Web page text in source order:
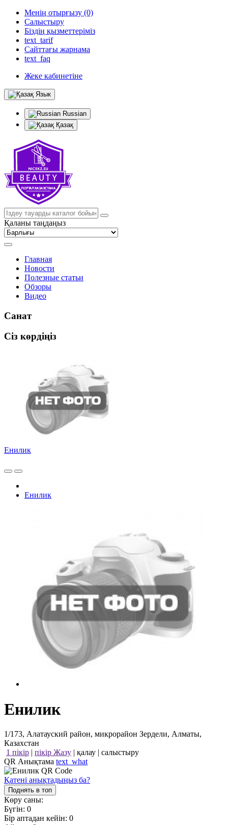
Менің отырғызу (0)
Салыстыру
Біздің қызметтеріміз
text_tarif
Сайттағы жарнама
text_faq
Жеке кабинетіне
Язык
Russian
Қазақ
Қаланы таңдаңыз
Главная
Новости
Полезные статьи
Обзоры
Видео
Санат
Сіз көрдіңіз
Енилик
Енилик
Енилик
1/173, Алатауский район, микрорайон Зердели, Алматы,
Казахстан
1 пікір | пікір Жазу | қалау | салыстыру
QR Анықтама text_what
Қатені анықтадыңыз ба?
Поднять в топ
Көру саны:
Бүгін: 0
Бір аптадан кейін: 0